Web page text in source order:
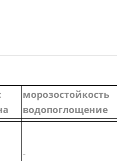
морозостойкость
водопоглощение
-